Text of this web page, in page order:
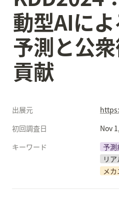
動型AIに
予測と公
貢献
出展元
初回調査日
Nov
キーワード
予測
リ
メ